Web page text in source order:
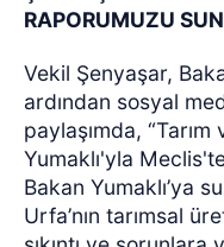
RAPORUMUZU
Vekil Şenyaşar,
ardından sosyal
paylaşımda,
Yumaklı'yla
Bakan Yumaklı’ya
Urfa’nın tarımsal